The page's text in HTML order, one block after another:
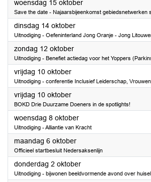
woensdag 15 oktober2025
Save the date - Najaarsbijeenkomst gebiedsnetwerken
dinsdag 14 oktober2025
Uitnodiging - Oefeninterland Jong Oranje - Jong
zondag 12 oktober2025
Uitnodiging - Benefiet actiedag voor het Yoppers
vrijdag 10 oktober2025
Uitnodiging - conferentie Inclusief Leiderschap,
vrijdag 10 oktober2025
BOKD Drie Duurzame Doeners in de spotlights!
woensdag 8 oktober2025
Uitnodiging - Alliantie van Kracht
maandag 6 oktober2025
Officieel startbesluit Nedersaksenlijn
donderdag 2 oktober2025
Uitnodiging - bijwonen beeldvormende avond over